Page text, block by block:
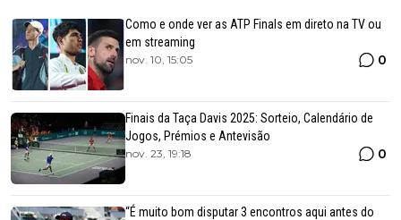
Como e onde ver as ATP Finals em direto na TV ou
em streaming
nov. 10, 15:05 0
Finais da Taça Davis 2025: Sorteio, Calendário de
Jogos, Prémios e Antevisão
nov. 23, 19:18 0
“É muito bom disputar 3 encontros aqui antes do